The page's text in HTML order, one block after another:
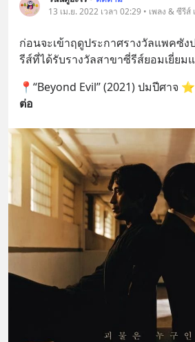
13 เม.ย. 2022 เวลา 02:29 • เพลง & ซีรีส์
ก่อนจะเข้าฤดูประกาศรางวัลแพคซัง
รีส์ที่ได้รับรางวัลสาขาซี่รีส์ยอมเยี่ยม
📍“Beyond Evil” (2021) ปมปีศาจ
ต่อ